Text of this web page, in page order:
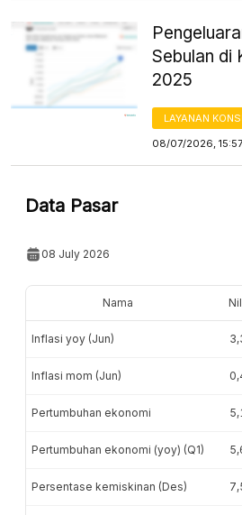
Sebulan di
2025
LAYANAN
08/07/2026,
Data Pasar
08 July 2026
Nama
Inflasi yoy (Jun)
Inflasi mom (Jun)
Pertumbuhan ekonomi
Pertumbuhan ekonomi (yoy) (Q1)
Persentase kemiskinan (Des)